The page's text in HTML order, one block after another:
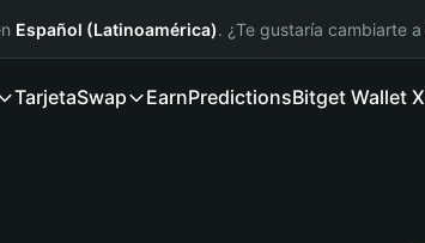
Español (Latinoamérica). ¿Te gustaría cambiarte a
TarjetaSwap EarnPredictionsBitget Wallet X